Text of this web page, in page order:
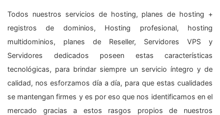
Todos nuestros servicios de hosting, planes de hosting +
registros de dominios, Hosting profesional, hosting
multidominios, planes de Reseller, Servidores VPS y
Servidores dedicados poseen estas características
tecnológicas, para brindar siempre un servicio íntegro y de
calidad, nos esforzamos día a día, para que estas cualidades
se mantengan firmes y es por eso que nos identificamos en el
mercado gracias a estos rasgos propios de nuestros